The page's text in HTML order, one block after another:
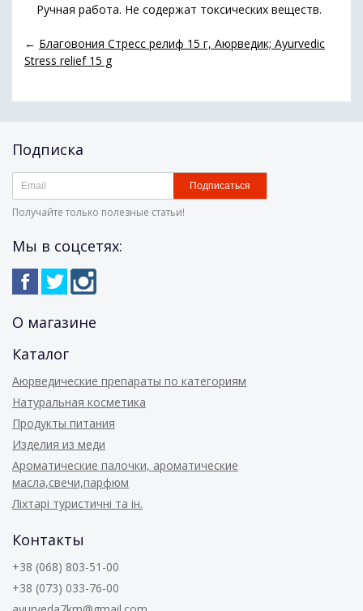
Ручная работа. Не содержат токсических веществ.
← Благовония Стресс релиф 15 г, Аюрведик; Ayurvedic
Stress relief 15 g
Подписка
Подписаться
Получайте только полезные статьи!
Мы в соцсетях:
О магазине
Каталог
Аюрведические препараты по категориям
Натуральная косметика
Продукты питания
Изделия из меди
Ароматические палочки, ароматические
масла,свечи,парфюм
Ліхтарі туристичні та ін.
Контакты
+38 (068) 803-51-00
+38 (073) 033-76-00